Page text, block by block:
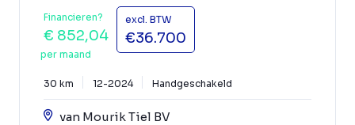
Financieren?
€ 852,04
per maand
excl. BTW
€36.700
30 km 12-2024 Handgeschakeld
van Mourik Tiel BV